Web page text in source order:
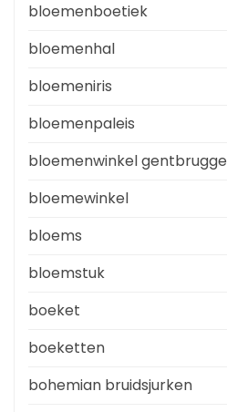
bloemenboetiek
bloemenhal
bloemeniris
bloemenpaleis
bloemenwinkel gentbrugge
bloemewinkel
bloems
bloemstuk
boeket
boeketten
bohemian bruidsjurken